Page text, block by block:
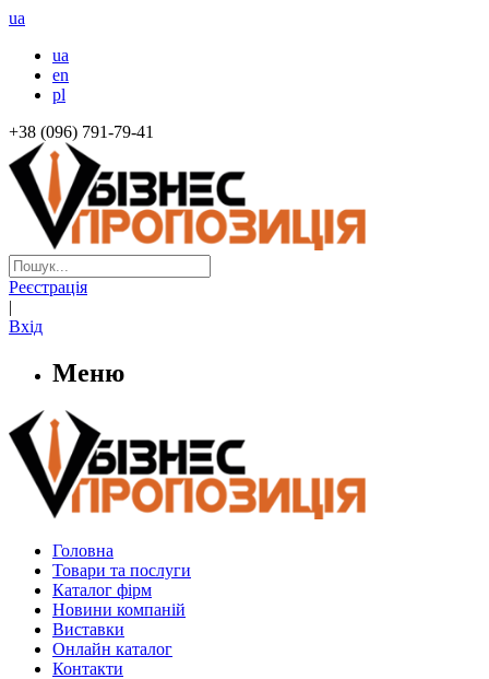
ua
ua
en
pl
+38 (096) 791-79-41
Реєстрація
|
Вхід
Меню
Головна
Товари та послуги
Каталог фірм
Новини компаній
Виставки
Онлайн каталог
Контакти